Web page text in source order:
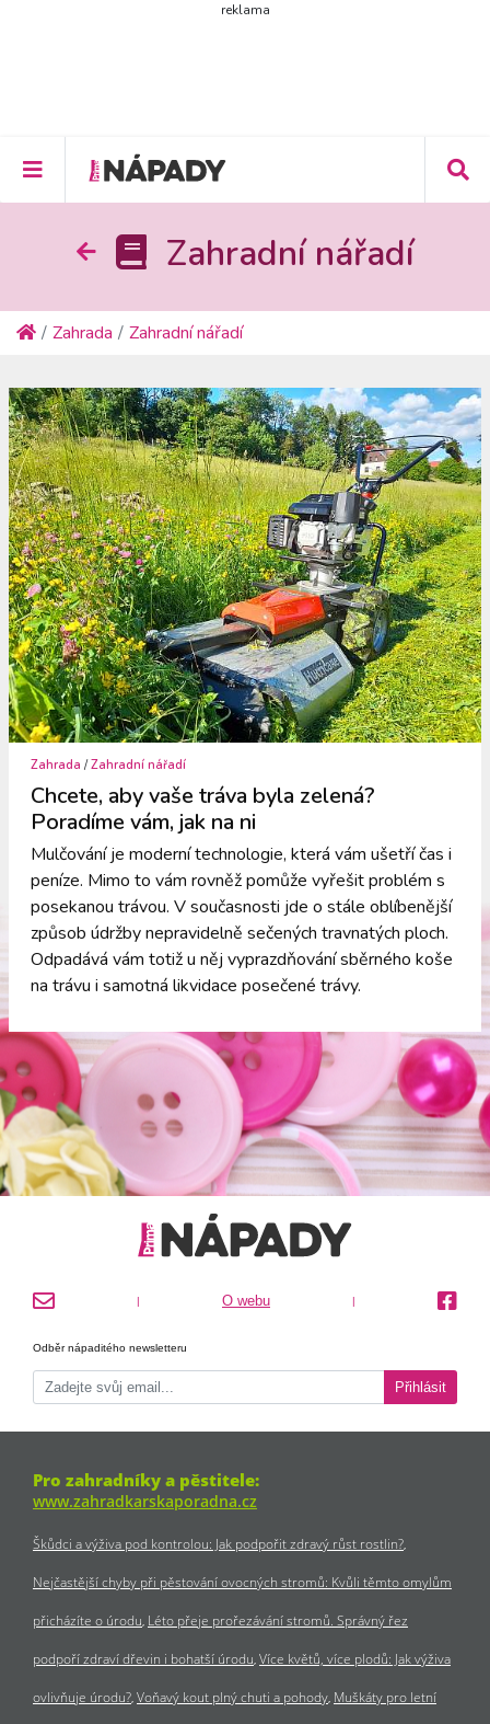
reklama
Zahradní nářadí
Zahrada Zahradní nářadí
Zahrada /Zahradní nářadí
Chcete, aby vaše tráva byla zelená?
Poradíme vám, jak na ni
Mulčování je moderní technologie, která vám ušetří čas i
peníze. Mimo to vám rovněž pomůže vyřešit problém s
posekanou trávou. V současnosti jde o stále oblíbenější
způsob údržby nepravidelně sečených travnatých ploch.
Odpadává vám totiž u něj vyprazdňování sběrného koše
na trávu i samotná likvidace posečené trávy.
| O webu |
Odběr nápaditého newsletteru
Přihlásit
Pro zahradníky a pěstitele:
www.zahradkarskaporadna.cz
Škůdci a výživa pod kontrolou: Jak podpořit zdravý růst rostlin?
Nejčastější chyby při pěstování ovocných stromů: Kvůli těmto omylům
přicházíte o úrodu Léto přeje prořezávání stromů. Správný řez
podpoří zdraví dřevin i bohatší úrodu Více květů, více plodů: Jak výživa
ovlivňuje úrodu? Voňavý kout plný chuti a pohody Muškáty pro letní